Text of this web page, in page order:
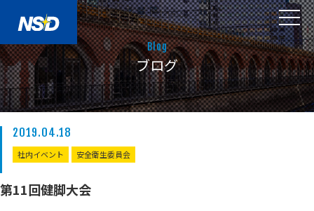
Blog
ブログ
2019.04.18
社内イベント 安全衛生委員会
第11回健脚大会